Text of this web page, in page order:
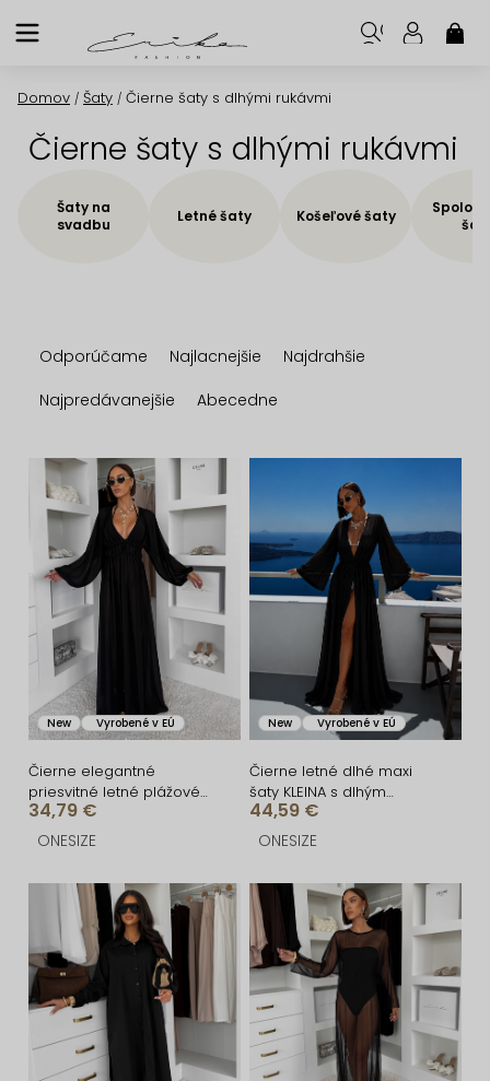
na
Domov / Šaty / Čierne šaty s dlhými rukávmi
Čierne šaty s dlhými rukávmi
Šaty na
svadbu
Letné šaty Košeľové šaty
a
d
n
p
r
o
d
u
k
t
o
v
Odporúčame Najlacnejšie
Najdrahšie
Najpredávanejšie
Abecedne
s
p
o
d
u
k
o
New Vyrobené v EÚ
Čierne elegantné
priesvitné letné plážové
maxi šaty UMARIE s
dlhým rukávom
34,79 €
ONESIZE
New Vyrobené v EÚ
Čierne letné dlhé maxi
šaty KLEINA s dlhým
rukávom
44,59 €
ONESIZE